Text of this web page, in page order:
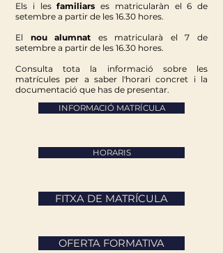
Els i lesfamiliars es matricularàn el 6 de
setembre a partir de les 16.30 hores.
El nou alumnat es matricularà el 7 de
setembre a partir de les 16.30 hores.
Consulta tota la informació sobre les
matrícules per a saber l'horari concret i la
documentació que has de presentar.
INFORMACIÓ MATRÍCULA
HORARIS
FITXA DE MATRÍCULA
OFERTA FORMATIVA